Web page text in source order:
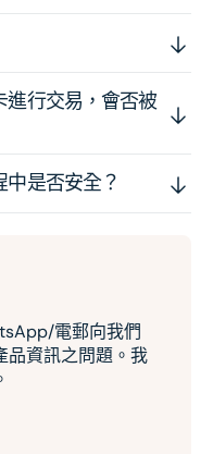
進行交易，會否被
是否安全？
電郵向我們
品資訊之問題。我